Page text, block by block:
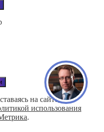
на сайте, вы
использования
.